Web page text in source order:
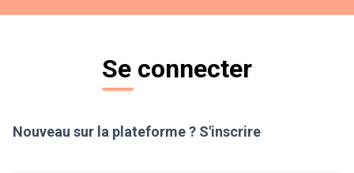
Se connecter
Nouveau sur la plateforme ? S'inscrire